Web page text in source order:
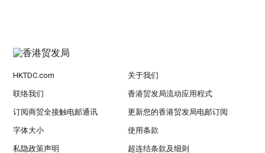
HKTDC.com 关于我们
联络我们 香港贸发局流动应用程式
订阅商贸全接触电邮通讯 更新您的香港贸发局电邮订阅
字体大小 使用条款
私隐政策声明 超连结条款及细则